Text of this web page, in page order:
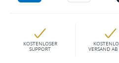
KOSTENLOSER
SUPPORT VERSAND